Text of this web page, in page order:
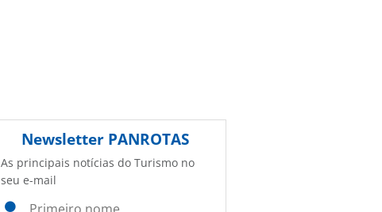
Newsletter PANROTAS
As principais notícias do Turismo no
seu e-mail